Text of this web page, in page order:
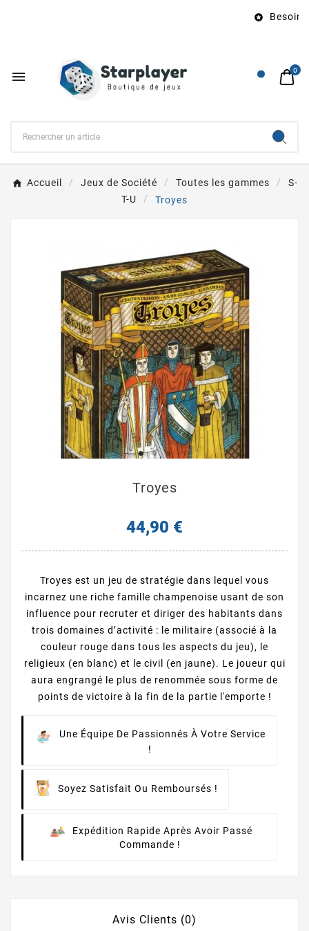
 Besoin
 0
Accueil Jeux de Société Toutes les gammes
S-
T-U
Troyes
Troyes
44,90 €
Troyes est un jeu de stratégie dans lequel vous
incarnez une riche famille champenoise usant de son
influence pour recruter et diriger des habitants dans
trois domaines d’activité : le militaire (associé à la
couleur rouge dans tous les aspects du jeu), le
religieux (en blanc) et le civil (en jaune). Le joueur qui
aura engrangé le plus de renommée sous forme de
points de victoire à la fin de la partie l'emporte !
Une Équipe De Passionnés À Votre Service
!
Soyez Satisfait Ou Remboursés !
Expédition Rapide Après Avoir Passé
Commande !
Avis Clients (0)